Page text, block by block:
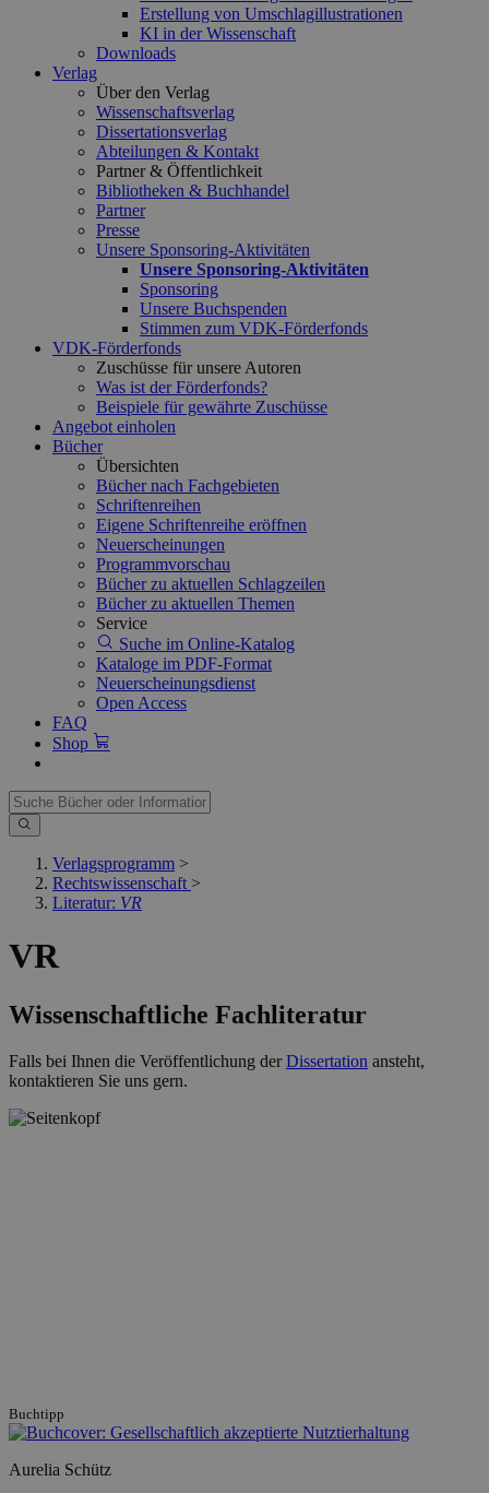
Erstellung von Umschlagillustrationen
KI in der Wissenschaft
Downloads
Verlag
Über den Verlag
Wissenschaftsverlag
Dissertationsverlag
Abteilungen & Kontakt
Partner & Öffentlichkeit
Bibliotheken & Buchhandel
Partner
Presse
Unsere Sponsoring-Aktivitäten
Unsere Sponsoring-Aktivitäten
Sponsoring
Unsere Buchspenden
Stimmen zum VDK-Förderfonds
VDK-Förderfonds
Zuschüsse für unsere Autoren
Was ist der Förderfonds?
Beispiele für gewährte Zuschüsse
Angebot einholen
Bücher
Übersichten
Bücher nach Fachgebieten
Schriftenreihen
Eigene Schriftenreihe eröffnen
Neuerscheinungen
Programmvorschau
Bücher zu aktuellen Schlagzeilen
Bücher zu aktuellen Themen
Service
Suche im Online-Katalog
Kataloge im PDF-Format
Neuerscheinungsdienst
Open Access
FAQ
Shop
Verlagsprogramm >
Rechtswissenschaft >
Literatur: VR
VR
Wissenschaftliche Fachliteratur
Falls bei Ihnen die Veröffentlichung derDissertation ansteht,
kontaktieren Sie uns gern.
Buchtipp
Aurelia Schütz